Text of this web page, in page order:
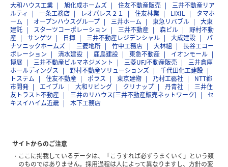
大和ハウス工業 旭化成ホームズ 住友不動産販売
三井不動産リア
ルティ
一条工務店 レオパレス２１ 住友林業 LIXIL
タマホ
ーム
オープンハウスグループ 三井ホーム 東急リバブル
大東
建託
スターツコーポレーション 三井不動産 森ビル
野村不動
産
サンゲツ 日揮 三井不動産レジデンシャル 大成建設
パ
ナソニックホームズ
三菱地所 竹中工務店 大林組
長谷工コー
ポレーション
清水建設 鹿島建設 東急不動産
イオンモール
博展
三井不動産ビルマネジメント 三菱UFJ不動産販売
三井倉庫
ホールディングス
野村不動産ソリューションズ
千代田化工建設
トステム
住友不動産 ポラス 東京建物 乃村工藝社
NTT都
市開発
エイブル 大和リビング クリナップ 丹青社
三井住
友トラスト不動産
三井のリハウス[三井不動産販売ネットワーク]
セ
キスイハイム近畿
木下工務店
サイトからのご注意
ここに掲載しているデータは、「こうすれば必ずうまくいく」という類
のものではありません。採用過程は人によって異なりますし、方針の変